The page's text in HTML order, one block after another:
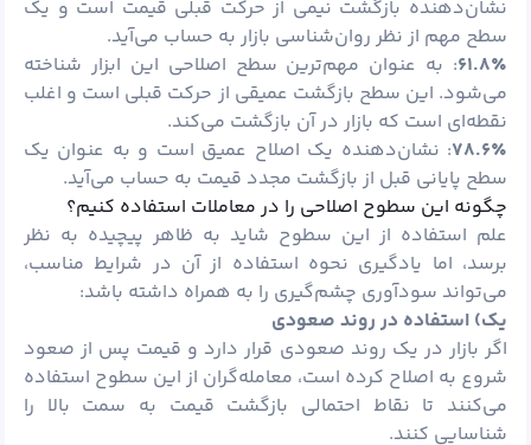
نشان‌دهنده بازگشت نیمی از حرکت قبلی قیمت است و یک
سطح مهم از نظر روان‌شناسی بازار به حساب می‌آید.
۶۱.۸٪: به عنوان مهم‌ترین سطح اصلاحی این ابزار شناخته
می‌شود. این سطح بازگشت عمیقی از حرکت قبلی است و اغلب
نقطه‌ای است که بازار در آن بازگشت می‌کند.
۷۸.۶٪: نشان‌دهنده یک اصلاح عمیق است و به عنوان یک
سطح پایانی قبل از بازگشت مجدد قیمت به حساب می‌آید.
چگونه این سطوح اصلاحی را در معاملات استفاده کنیم؟
علم استفاده از این سطوح شاید به ظاهر پیچیده به نظر
برسد، اما یادگیری نحوه استفاده از آن در شرایط مناسب،
می‌تواند سودآوری چشم‌گیری را به همراه داشته باشد:
یک) استفاده در روند صعودی
اگر بازار در یک روند صعودی قرار دارد و قیمت پس از صعود
شروع به اصلاح کرده است، معامله‌گران از این سطوح استفاده
می‌کنند تا نقاط احتمالی بازگشت قیمت به سمت بالا را
شناسایی کنند.